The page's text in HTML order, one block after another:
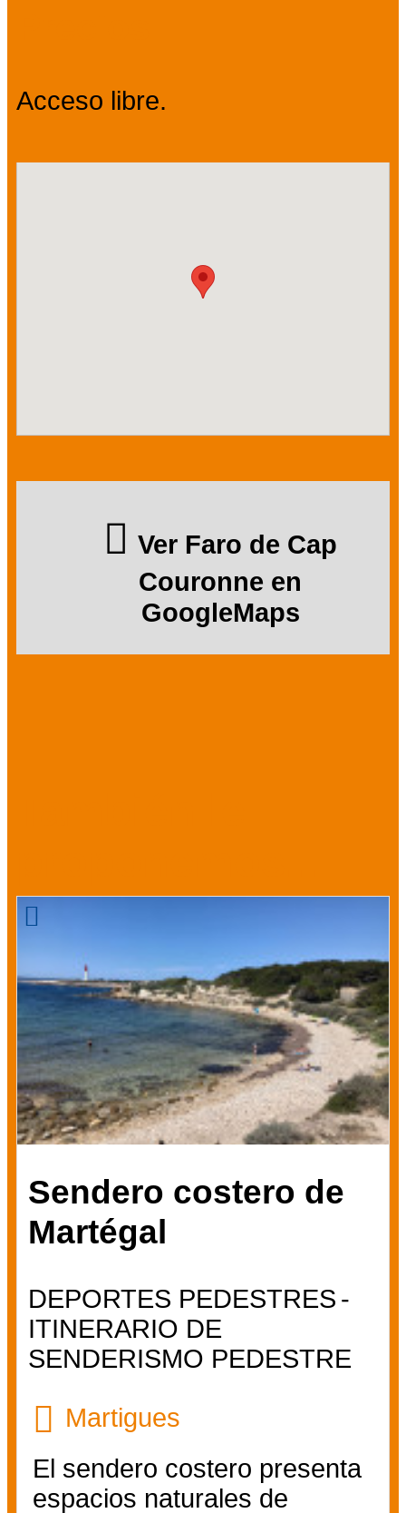
Acceso libre.
Ver Faro de Cap
Couronne en
GoogleMaps
Sendero costero de
Martégal
DEPORTES PEDESTRES
ITINERARIO DE
SENDERISMO PEDESTRE
Martigues
El sendero costero presenta
espacios naturales de